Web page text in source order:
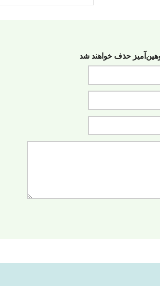
حذف خواهند شد